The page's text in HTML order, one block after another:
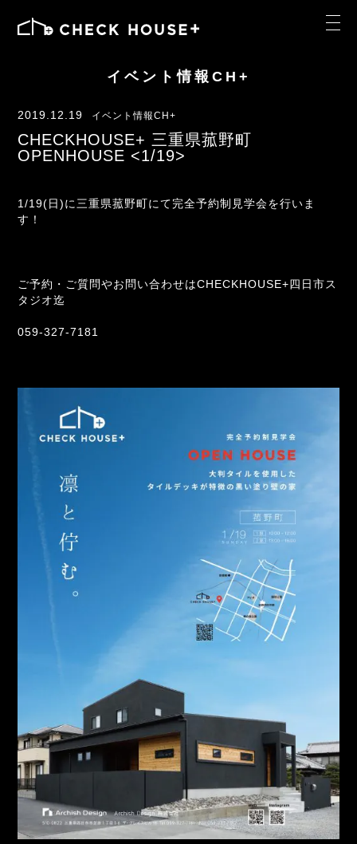
イベント情報CH+
2019.12.19 イベント情報CH+
CHECKHOUSE+ 三重県菰野町
OPENHOUSE <1/19>
1/19(日)に三重県菰野町にて完全予約制見学会を行いま
す！
ご予約・ご質問やお問い合わせはCHECKHOUSE+四日市ス
タジオ迄
059-327-7181